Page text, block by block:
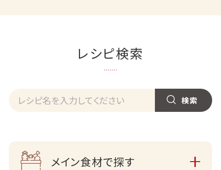
レシピ検索
メイン食材で探す